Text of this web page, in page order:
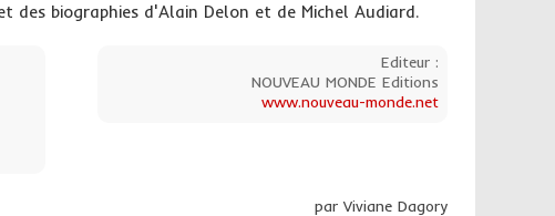
des biographies d'Alain Delon et de Michel Audiard.
Editeur :
NOUVEAU MONDE Editions
www.nouveau-monde.net
par Viviane Dagory